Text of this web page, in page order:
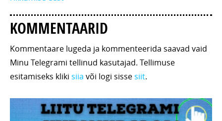
KOMMENTAARID
Kommentaare lugeda ja kommenteerida saavad vaid
Minu Telegrami tellinud kasutajad. Tellimuse
esitamiseks kliki siia või logi sissesiit.